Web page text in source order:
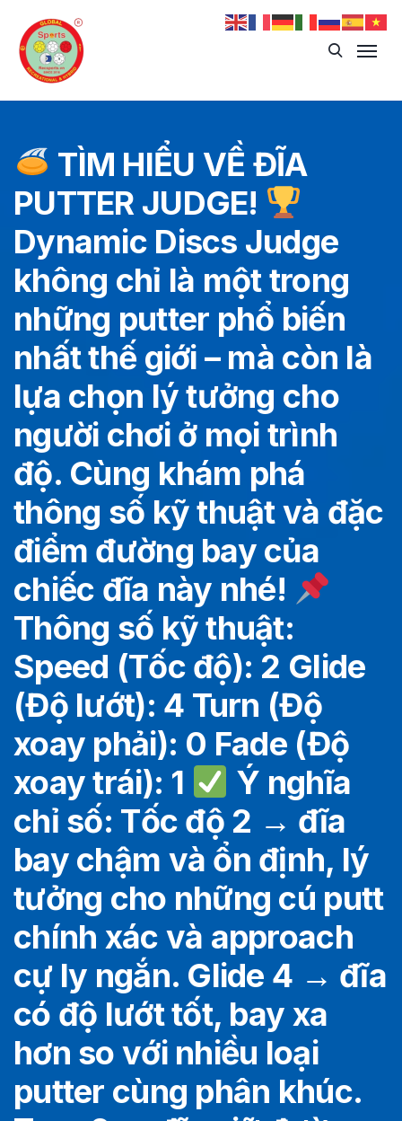
TÌM HIỂU VỀ ĐĨA
PUTTER JUDGE!
Dynamic Discs Judge
không chỉ là một trong
những putter phổ biến
nhất thế giới – mà còn là
lựa chọn lý tưởng cho
người chơi ở mọi trình
độ. Cùng khám phá
thông số kỹ thuật và đặc
điểm đường bay của
chiếc đĩa này nhé!
Thông số kỹ thuật:
Speed (Tốc độ): 2 Glide
(Độ lướt): 4 Turn (Độ
xoay phải): 0 Fade (Độ
xoay trái): 1
Ý nghĩa
chỉ số: Tốc độ 2 → đĩa
bay chậm và ổn định, lý
tưởng cho những cú putt
chính xác và approach
cự ly ngắn. Glide 4 → đĩa
có độ lướt tốt, bay xa
hơn so với nhiều loại
putter cùng phân khúc.